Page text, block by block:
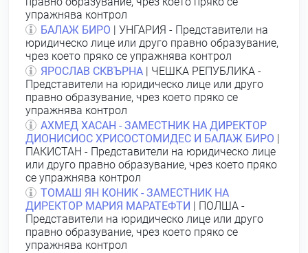
упражнява контрол
БАЛАЖ БИРО | УНГАРИЯ - Представители на
юридическо лице или друго правно образувание,
чрез което пряко се упражнява контрол
ЯРОСЛАВ СКВЪРНА | ЧЕШКА РЕПУБЛИКА -
Представители на юридическо лице или друго
правно образувание, чрез което пряко се
упражнява контрол
АХМЕД ХАСАН - ЗАМЕСТНИК НА ДИРЕКТОР
ДИОНИСИОС ХРИСОСТОМИДЕС И БАЛАЖ БИРО
ПАКИСТАН - Представители на юридическо лице
или друго правно образувание, чрез което пряко
се упражнява контрол
ТОМАШ ЯН КОНИК - ЗАМЕСТНИК НА
ДИРЕКТОР МАРИЯ МАРАТЕФТИ
| ПОЛША -
Представители на юридическо лице или друго
правно образувание, чрез което пряко се
упражнява контрол